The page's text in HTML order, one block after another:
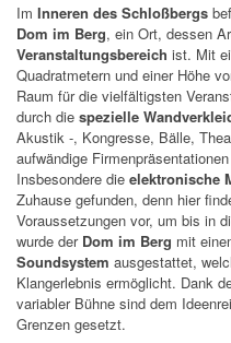
Im Inneren des Schloßbergs
Dom im Berg, ein Ort, dessen
Veranstaltungsbereich ist. Mit
Quadratmetern und einer Höhe
Raum für die vielfältigsten
durch die spezielle
Akustik -, Kongresse, Bälle,
aufwändige
Insbesondere die elektronische
Zuhause gefunden, denn hier
Voraussetzungen vor, um bis in
wurde der Dom im Berg mit
Soundsystem ausgestattet,
Klangerlebnis ermöglicht. Dank
variabler Bühne sind dem
Grenzen gesetzt.